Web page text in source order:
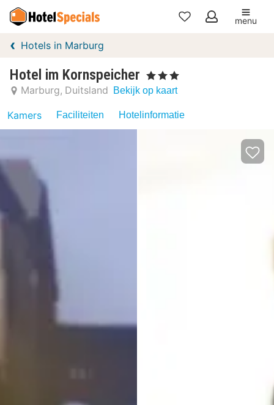
Mijn
menu
Hotels in Marburg
Hotel im Kornspeicher , 3 Sterren
Marburg Duitsland Bekijk op kaart
Kamers Faciliteiten Hotelinformatie